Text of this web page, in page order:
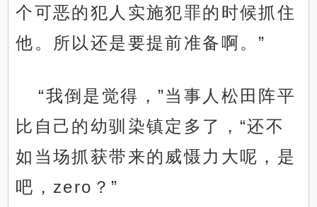
个可恶的犯人实施犯罪的时候抓住
他。所以还是要提前准备啊。”
“我倒是觉得，”当事人松田阵平
比自己的幼驯染镇定多了，“还不
如当场抓获带来的威慑力大呢，是
吧，zero？”